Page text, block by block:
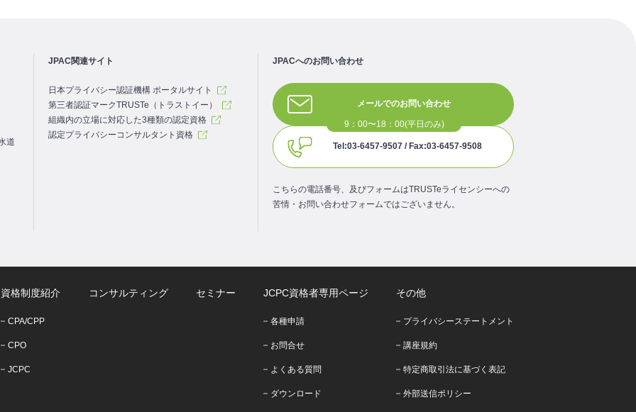
道
JPAC関連サイト
日本プライバシー認証機構 ポータルサイト
第三者認証マークTRUSTe（トラストイー）
組織内の立場に対応した3種類の認定資格
認定プライバシーコンサルタント資格
JPACへのお問い合わせ
メールでのお問い合わせ
Tel:03-6457-9507 / Fax:03-6457-9508
こちらの電話番号、及びフォームはTRUSTeライセンシーへの
苦情・お問い合わせフォームではございません。
資格制度紹介
CPA/CPP
CPO
JCPC
コンサルティング セミナー JCPC資格者専用ページ
各種申請
お問合せ
よくある質問
ダウンロード
その他
プライバシーステートメント
講座規約
特定商取引法に基づく表記
外部送信ポリシー